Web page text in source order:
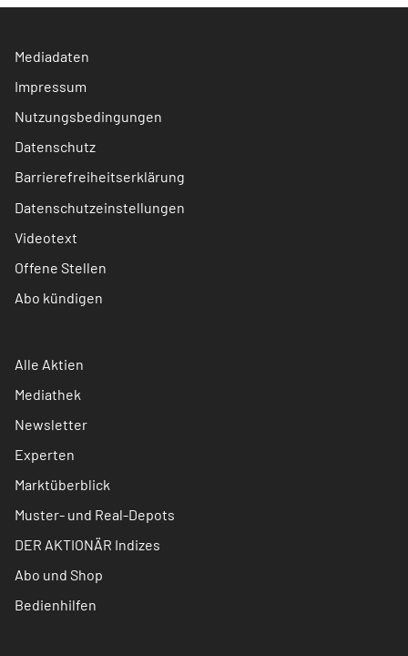
Mediadaten
Impressum
Nutzungsbedingungen
Datenschutz
Barrierefreiheitserklärung
Datenschutzeinstellungen
Videotext
Offene Stellen
Abo kündigen
Alle Aktien
Mediathek
Newsletter
Experten
Marktüberblick
Muster- und Real-Depots
DER AKTIONÄR Indizes
Abo und Shop
Bedienhilfen